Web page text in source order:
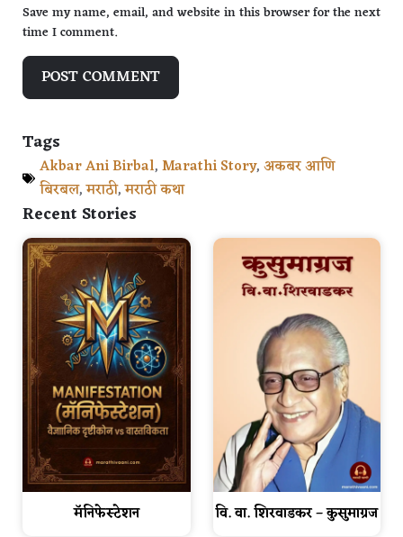
Save my name, email, and website in this browser for the next
time I comment.
Tags
Akbar Ani Birbal,Marathi Story,अकबर आणि
बिरबल,मराठी,मराठी कथा
Recent Stories
मॅनिफेस्टेशन वि. वा. शिरवाडकर – कुसुमाग्रज